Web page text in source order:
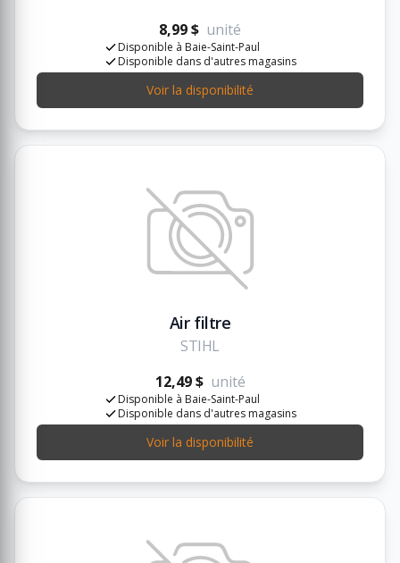
8,99 $ unité
Disponible à Baie-Saint-Paul
Disponible dans d'autres magasins
Voir la disponibilité
Air filtre
STIHL
12,49 $ unité
Disponible à Baie-Saint-Paul
Disponible dans d'autres magasins
Voir la disponibilité